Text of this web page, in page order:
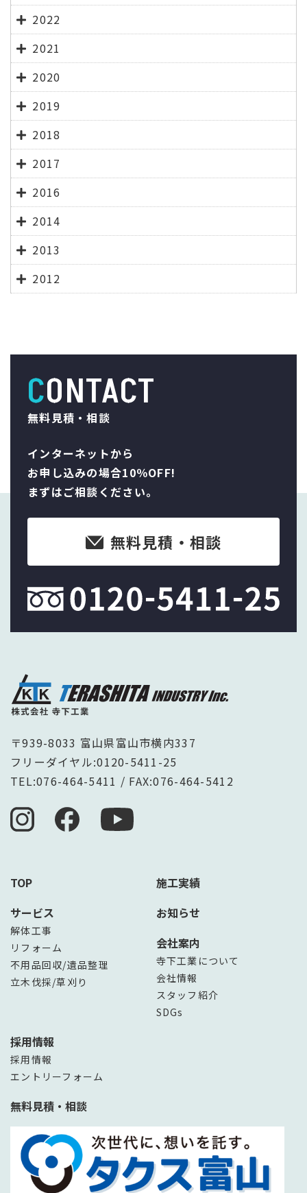
2022
2021
2020
2019
2018
2017
2016
2014
2013
2012
CONTACT
無料見積・相談
インターネットから
お申し込みの場合10％OFF!
まずはご相談ください。
無料見積・相談
〒939-8033 富山県富山市横内337
フリーダイヤル:0120-5411-25
TEL:076-464-5411 / FAX:076-464-5412
TOP
サービス
解体工事
リフォーム
不用品回収/遺品整理
立木伐採/草刈り
施工実績
お知らせ
会社案内
寺下工業について
会社情報
スタッフ紹介
SDGs
採用情報
採用情報
エントリーフォーム
無料見積・相談